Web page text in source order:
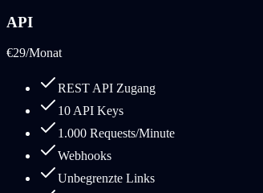
API
€29/Monat
REST API Zugang
10 API Keys
1.000 Requests/Minute
Webhooks
Unbegrenzte Links